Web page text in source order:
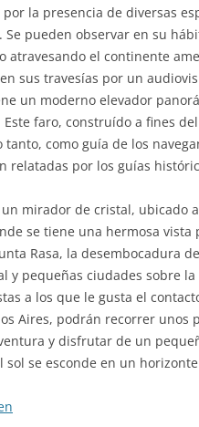
por la presencia de diversas
Se pueden observar en su
atravesando el continente
sus travesías por un
un moderno elevador
Este faro, construído a fines
como guía de los
relatadas por los guías
mirador de cristal, ubicado
se tiene una hermosa vista
Rasa, la desembocadura
y pequeñas ciudades sobre la
a los que le gusta el
Aires, podrán recorrer unos
y disfrutar de un
sol se esconde en un horizonte